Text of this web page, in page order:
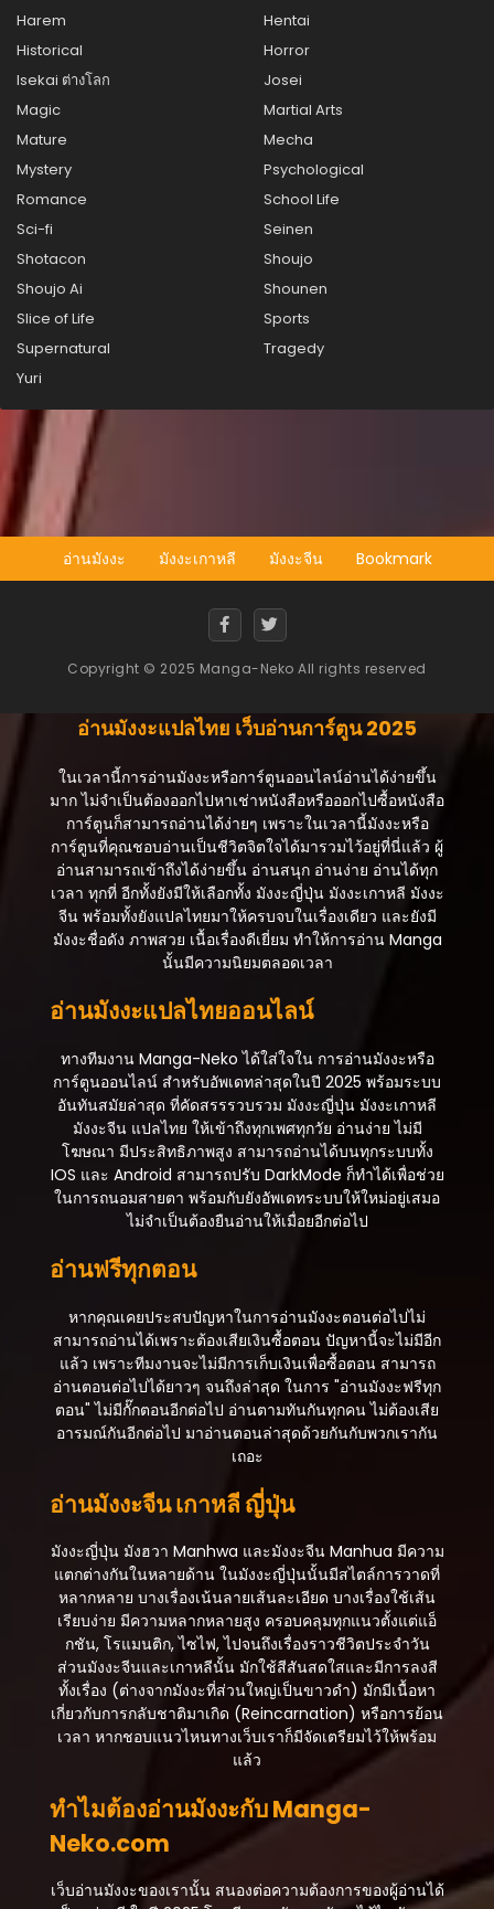
สิงหาคม 21, 2025
สิงหาคม 21, 2025
ตอนที่ 124
ตอนที่ 123
สิงหาคม 21, 2025
ตอนที่ 122
สิงหาคม 21, 2025
สิงหาคม 21, 2025
สิงหาคม 21, 2025
ตอนที่ 119
สิงหาคม 21, 2025
ตอนที่ 118
สิงหาคม 21, 2025
ตอนที่ 116
ตอนที่ 115
ตอนที่ 114
สิงหาคม 21, 2025
ตอนที่ 113
สิงหาคม 21, 2025
ตอนที่ 112
ตอนที่ 111
ตอนที่ 110
สิงหาคม 21, 2025
ตอนที่ 109
สิงหาคม 21, 2025
ตอนที่ 107
ตอนที่ 106
สิงหาคม 21, 2025
ตอนที่ 105
สิงหาคม 21, 2025
สิงหาคม 21, 2025
ตอนที่ 103
สิงหาคม 21, 2025
ตอนที่ 102
สิงหาคม 21, 2025
ตอนที่ 101
สิงหาคม 21, 2025
ตอนที่ 99
สิงหาคม 21, 2025
ตอนที่ 98
Harem
Hentai
Historical
Horror
Isekai ต่างโลก
Josei
Magic
Martial Arts
Mature
Mecha
Mystery
Psychological
Romance
School Life
Sci-fi
Seinen
Shotacon
Shoujo
Shoujo Ai
Shounen
Slice of Life
Sports
Supernatural
Tragedy
Yuri
อ่านมังงะ มังงะเกาหลี มังงะจีน Bookmark
Copyright © 2025 Manga-Neko All rights reserved
อ่านมังงะแปลไทย เว็บอ่านการ์ตูน 2025
ในเวลานี้การอ่านมังงะหรือการ์ตูนออนไลน์อ่านได้ง่ายขึ้น
มาก ไม่จำเป็นต้องออกไปหาเช่าหนังสือหรือออกไปซื้อหนังสือ
การ์ตูนก็สามารถอ่านได้ง่ายๆ เพราะในเวลานี้มังงะหรือ
การ์ตูนที่คุณชอบอ่านเป็นชีวิตจิตใจได้มารวมไว้อยู่ที่นี่แล้ว ผู้
อ่านสามารถเข้าถึงได้ง่ายขึ้น อ่านสนุก อ่านง่าย อ่านได้ทุก
เวลา ทุกที่ อีกทั้งยังมีให้เลือกทั้ง มังงะญี่ปุ่น มังงะเกาหลี มังงะ
จีน พร้อมทั้งยังแปลไทยมาให้ครบจบในเรื่องเดียว และยังมี
มังงะชื่อดัง ภาพสวย เนื้อเรื่องดีเยี่ยม ทำให้การอ่าน Manga
นั้นมีความนิยมตลอดเวลา
อ่านมังงะแปลไทยออนไลน์
ทางทีมงาน Manga-Neko ได้ใส่ใจใน การอ่านมังงะหรือ
การ์ตูนออนไลน์ สำหรับอัพเดทล่าสุดในปี 2025 พร้อมระบบ
อันทันสมัยล่าสุด ที่คัดสรรรวบรวม มังงะญี่ปุ่น มังงะเกาหลี
มังงะจีน แปลไทย ให้เข้าถึงทุกเพศทุกวัย อ่านง่าย ไม่มี
โฆษณา มีประสิทธิภาพสูง สามารถอ่านได้บนทุกระบบทั้ง
IOS และ Android สามารถปรับ DarkMode ก็ทำได้เพื่อช่วย
ในการถนอมสายตา พร้อมกับยังอัพเดทระบบให้ใหม่อยู่เสมอ
ไม่จำเป็นต้องยืนอ่านให้เมื่อยอีกต่อไป
อ่านฟรีทุกตอน
หากคุณเคยประสบปัญหาในการอ่านมังงะตอนต่อไปไม่
สามารถอ่านได้เพราะต้องเสียเงินซื้อตอน ปัญหานี้จะไม่มีอีก
แล้ว เพราะทีมงานจะไม่มีการเก็บเงินเพื่อซื้อตอน สามารถ
อ่านตอนต่อไปได้ยาวๆ จนถึงล่าสุด ในการ "อ่านมังงะฟรีทุก
ตอน" ไม่มีกั๊กตอนอีกต่อไป อ่านตามทันกันทุกคน ไม่ต้องเสีย
อารมณ์กันอีกต่อไป มาอ่านตอนล่าสุดด้วยกันกับพวกเรากัน
เถอะ
อ่านมังงะจีน เกาหลี ญี่ปุ่น
มังงะญี่ปุ่น มังฮวา Manhwa และมังงะจีน Manhua มีความ
แตกต่างกันในหลายด้าน ในมังงะญี่ปุ่นนั้นมีสไตล์การวาดที่
หลากหลาย บางเรื่องเน้นลายเส้นละเอียด บางเรื่องใช้เส้น
เรียบง่าย มีความหลากหลายสูง ครอบคลุมทุกแนวตั้งแต่แอ็
กชัน, โรแมนติก, ไซไฟ, ไปจนถึงเรื่องราวชีวิตประจำวัน
ส่วนมังงะจีนและเกาหลีนั้น มักใช้สีสันสดใสและมีการลงสี
ทั้งเรื่อง (ต่างจากมังงะที่ส่วนใหญ่เป็นขาวดำ) มักมีเนื้อหา
เกี่ยวกับการกลับชาติมาเกิด (Reincarnation) หรือการย้อน
เวลา หากชอบแนวไหนทางเว็บเราก็มีจัดเตรียมไว้ให้พร้อม
แล้ว
ทำไมต้องอ่านมังงะกับ Manga-
Neko.com
เว็บอ่านมังงะของเรานั้น สนองต่อความต้องการของผู้อ่านได้